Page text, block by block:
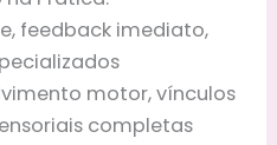
feedback imediato,
motor, vínculos
completas